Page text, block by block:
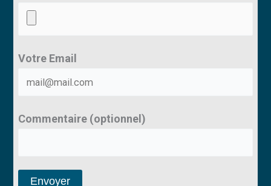
Votre Email
Commentaire (optionnel)